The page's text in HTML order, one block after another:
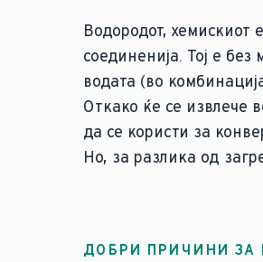
Водородот, хемискиот
соединенија. Тој е
водата (во
Откако ќе се извлече
да се користи за
Но, за разлика од
ДОБРИ ПРИЧИНИ ЗА